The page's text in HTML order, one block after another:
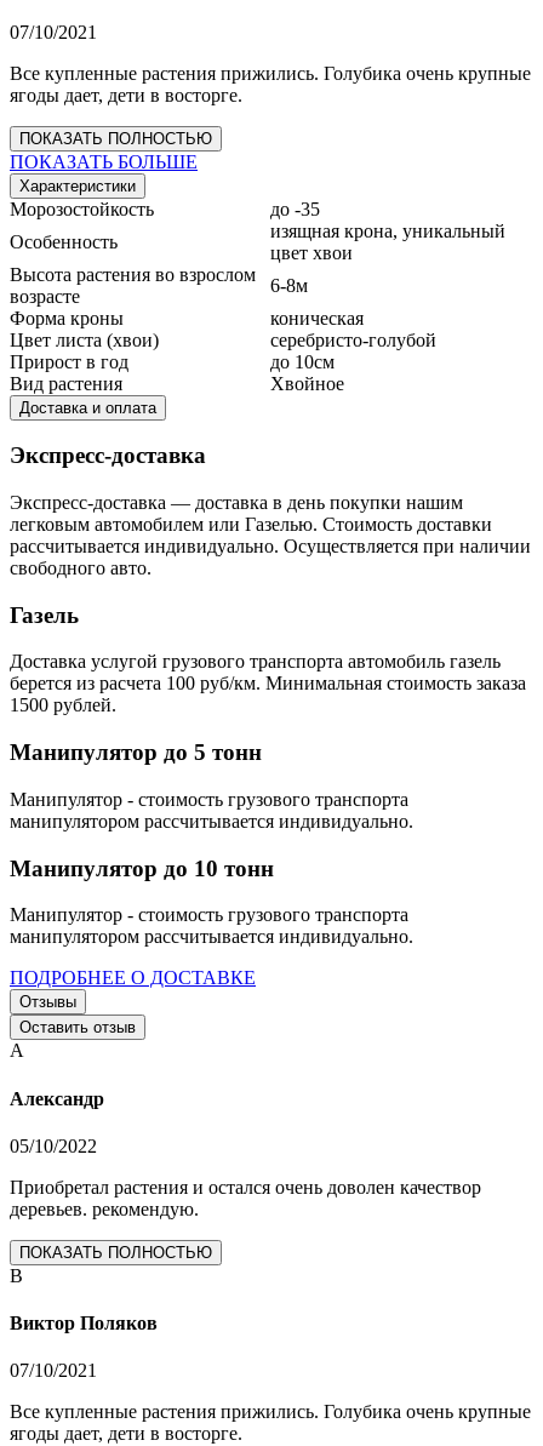
07/10/2021
Все купленные растения прижились. Голубика очень крупные
ягоды дает, дети в восторге.
ПОКАЗАТЬ ПОЛНОСТЬЮ
ПОКАЗАТЬ БОЛЬШЕ
Характеристики
Морозостойкость
до -35
Особенность
изящная крона, уникальный
цвет хвои
Высота растения во взрослом
возрасте
6-8м
Форма кроны
коническая
Цвет листа (хвои)
серебристо-голубой
Прирост в год
до 10см
Вид растения
Хвойное
Доставка и оплата
Экспресс-доставка
Экспресс-доставка — доставка в день покупки нашим
легковым автомобилем или Газелью. Стоимость доставки
рассчитывается индивидуально. Осуществляется при наличии
свободного авто.
Газель
Доставка услугой грузового транспорта автомобиль газель
берется из расчета 100 руб/км. Минимальная стоимость заказа
1500 рублей.
Манипулятор до 5 тонн
Манипулятор - стоимость грузового транспорта
манипулятором рассчитывается индивидуально.
Манипулятор до 10 тонн
Манипулятор - стоимость грузового транспорта
манипулятором рассчитывается индивидуально.
ПОДРОБНЕЕ О ДОСТАВКЕ
Отзывы
Оставить отзыв
А
Александр
05/10/2022
Приобретал растения и остался очень доволен качествор
деревьев. рекомендую.
ПОКАЗАТЬ ПОЛНОСТЬЮ
В
Виктор Поляков
07/10/2021
Все купленные растения прижились. Голубика очень крупные
ягоды дает, дети в восторге.